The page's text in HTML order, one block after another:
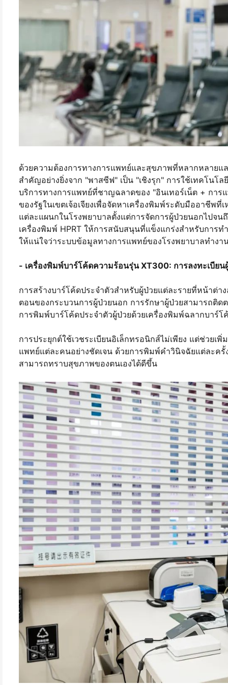
ด้วยความต้องการทางการแพทย์และสุขภาพที่หลากหลาย
สำคัญอย่างยิ่งจาก "พาสซีฟ" เป็น "เชิงรุก" การใช้เทคโนโ
บริการทางการแพทย์ที่ชาญฉลาดของ "อินเทอร์เน็ต + กา
ของรัฐในเขตเจ้อเจียงเพื่อจัดหาเครื่องพิมพ์ระดับมืออาชี
แต่ละแผนกในโรงพยาบาลตั้งแต่การจัดการผู้ป่วยนอกไปจ
เครื่องพิมพ์ HPRT ให้การสนับสนุนที่แข็งแกร่งสำหรับการ
ให้แน่ใจว่าระบบข้อมูลทางการแพทย์ของโรงพยาบาลทำง
- เครื่องพิมพ์บาร์โค้ดความร้อนรุ่น XT300: การลงทะเบียน
การสร้างบาร์โค้ดประจำตัวสำหรับผู้ป่วยแต่ละรายที่หน้าต่
ตอนของกระบวนการผู้ป่วยนอก การรักษาผู้ป่วยสามารถติ
การพิมพ์บาร์โค้ดประจำตัวผู้ป่วยด้วยเครื่องพิมพ์ฉลากบาร์
การประยุกต์ใช้เวชระเบียนอิเล็กทรอนิกส์ไม่เพียง แต่ช่วย
แพทย์แต่ละคนอย่างชัดเจน ด้วยการพิมพ์คำวินิจฉัยแต่ละครั้
สามารถทราบสุขภาพของตนเองได้ดีขึ้น